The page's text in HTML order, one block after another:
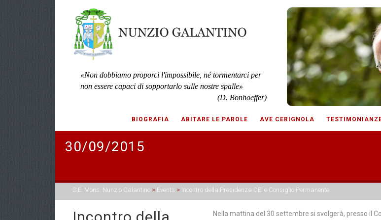
«Non dobbiamo proporci l'impossibile, né tormentarci per
non essere capaci di sopportarlo sulle nostre spalle»
(D. Bonhoeffer)
BIOGRAFIA ABITARE LE PAROLE AVE CERIGNOLA
30/09/2015
S.E. Mons. Nunzio Galantino > Events > Incontro della Presidenza CEI e Consiglio Permanente
Nella mattina del 30 settembre si svolgerà, presso il